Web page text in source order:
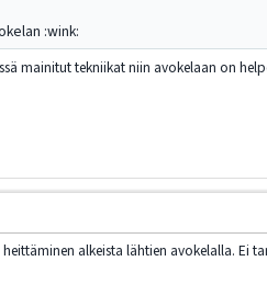
:wink:
mainitut tekniikat niin avokelaan on
alkeista lähtien avokelalla. Ei